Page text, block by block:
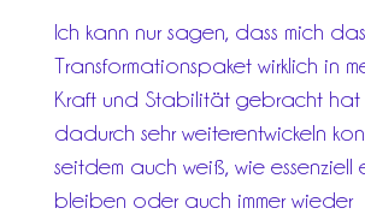
Ich kann nur sagen, dass mich das
Transformationspaket wirklich in
Kraft und Stabilität gebracht hat
dadurch sehr weiterentwickeln
seitdem auch weiß, wie essenziell
bleiben oder auch immer wieder